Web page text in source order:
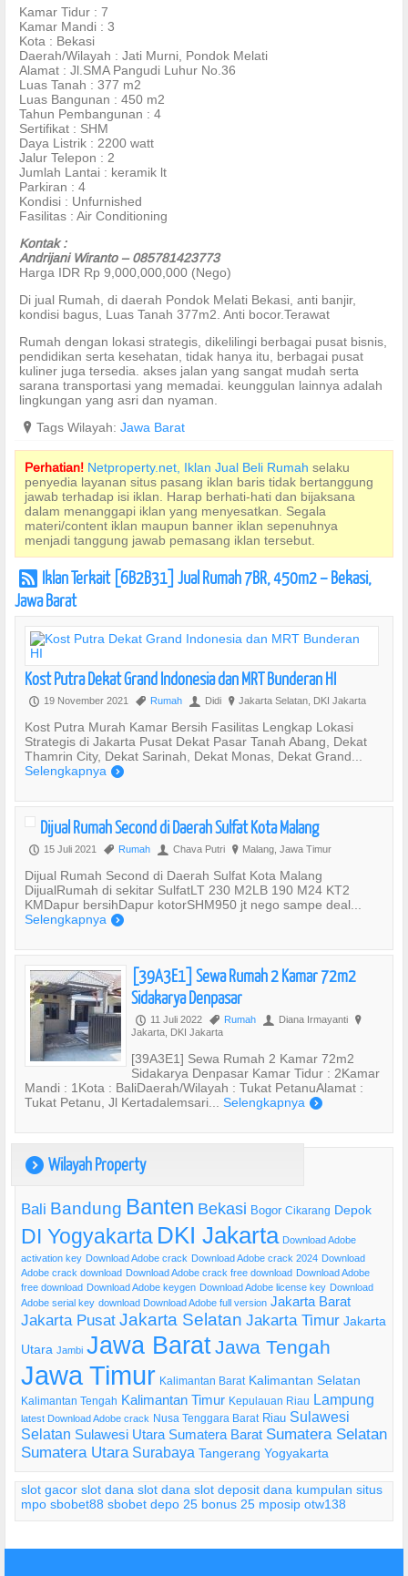
Kamar Tidur : 7
Kamar Mandi : 3
Kota : Bekasi
Daerah/Wilayah : Jati Murni, Pondok Melati
Alamat : Jl.SMA Pangudi Luhur No.36
Luas Tanah : 377 m2
Luas Bangunan : 450 m2
Tahun Pembangunan : 4
Sertifikat : SHM
Daya Listrik : 2200 watt
Jalur Telepon : 2
Jumlah Lantai : keramik lt
Parkiran : 4
Kondisi : Unfurnished
Fasilitas : Air Conditioning
Kontak :
Andrijani Wiranto – 085781423773
Harga IDR Rp 9,000,000,000 (Nego)
Di jual Rumah, di daerah Pondok Melati Bekasi, anti banjir,
kondisi bagus, Luas Tanah 377m2. Anti bocor.Terawat
Rumah dengan lokasi strategis, dikelilingi berbagai pusat bisnis,
pendidikan serta kesehatan, tidak hanya itu, berbagai pusat
kuliner juga tersedia. akses jalan yang sangat mudah serta
sarana transportasi yang memadai. keunggulan lainnya adalah
lingkungan yang asri dan nyaman.
? Tags Wilayah: Jawa Barat
Perhatian! Netproperty.net, Iklan Jual Beli Rumah selaku
penyedia layanan situs pasang iklan baris tidak bertanggung
jawab terhadap isi iklan. Harap berhati-hati dan bijaksana
dalam menanggapi iklan yang menyesatkan. Segala
materi/content iklan maupun banner iklan sepenuhnya
menjadi tanggung jawab pemasang iklan tersebut.
r Iklan Terkait [6B2B31] Jual Rumah 7BR, 450m2 – Bekasi,
Jawa Barat
Kost Putra Dekat Grand Indonesia dan MRT Bunderan HI
P 19 November 2021 , Rumah U Didi ? Jakarta Selatan, DKI Jakarta
Kost Putra Murah Kamar Bersih Fasilitas Lengkap Lokasi
Strategis di Jakarta Pusat Dekat Pasar Tanah Abang, Dekat
Thamrin City, Dekat Sarinah, Dekat Monas, Dekat Grand...
Selengkapnya )
Dijual Rumah Second di Daerah Sulfat Kota Malang
P 15 Juli 2021 , Rumah U Chava Putri ? Malang, Jawa Timur
Dijual Rumah Second di Daerah Sulfat Kota Malang
DijualRumah di sekitar SulfatLT 230 M2LB 190 M24 KT2
KMDapur bersihDapur kotorSHM950 jt nego sampe deal...
Selengkapnya )
[39A3E1] Sewa Rumah 2 Kamar 72m2
Sidakarya Denpasar
P 11 Juli 2022 , Rumah U Diana Irmayanti ?
Jakarta, DKI Jakarta
[39A3E1] Sewa Rumah 2 Kamar 72m2
Sidakarya Denpasar Kamar Tidur : 2Kamar
Mandi : 1Kota : BaliDaerah/Wilayah : Tukat PetanuAlamat :
Tukat Petanu, Jl Kertadalemsari... Selengkapnya )
) Wilayah Property
Bali Bandung Banten Bekasi Bogor Cikarang Depok
DI Yogyakarta DKI Jakarta Download Adobe
activation key Download Adobe crack Download Adobe crack 2024 Download
Adobe crack download Download Adobe crack free download Download Adobe
free download Download Adobe keygen Download Adobe license key Download
Adobe serial key download Download Adobe full version Jakarta Barat
Jakarta Pusat Jakarta Selatan Jakarta Timur Jakarta
Utara Jambi Jawa BaratJawa Tengah
Jawa Timur Kalimantan Barat Kalimantan Selatan
Kalimantan Tengah Kalimantan Timur Kepulauan Riau Lampung
latest Download Adobe crack Nusa Tenggara Barat Riau Sulawesi
Selatan Sulawesi Utara Sumatera Barat Sumatera Selatan
Sumatera Utara Surabaya Tangerang Yogyakarta
slot gacor slot dana slot dana slot deposit dana kumpulan situs
mpo sbobet88 sbobet depo 25 bonus 25 mposip otw138